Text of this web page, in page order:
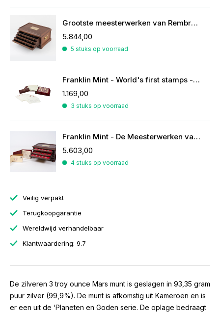
Grootste meesterwerken van Rembrandt in zilver
5.844,00
5 stuks op voorraad
Franklin Mint - World's first stamps - postzegels in sterling zilver
1.169,00
3 stuks op voorraad
Franklin Mint - De Meesterwerken van Rubens
5.603,00
4 stuks op voorraad
Veilig verpakt
Terugkoopgarantie
Wereldwijd verhandelbaar
Klantwaardering: 9.7
De zilveren 3 troy ounce Mars munt is geslagen in 93,35 gram
puur zilver (99,9%). De munt is afkomstig uit Kameroen en is
er een uit de ‘Planeten en Goden serie. De oplage bedraagt